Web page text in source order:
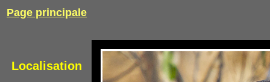
Page principale
Localisation